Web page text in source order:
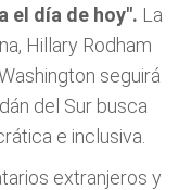
el día de hoy". La
Hillary Rodham
seguirá
del Sur busca
e inclusiva.
extranjeros y